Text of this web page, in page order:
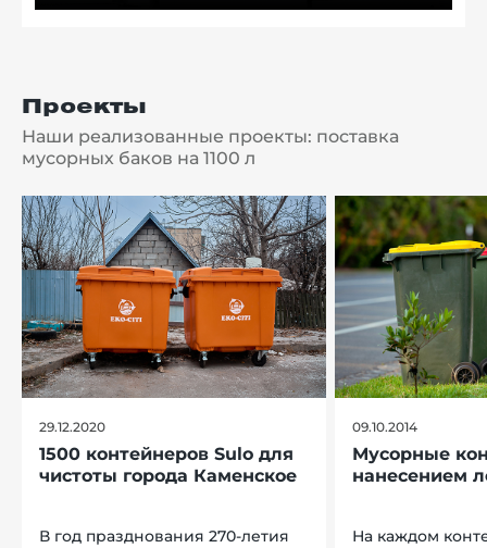
Проекты
Наши реализованные проекты: поставка
мусорных баков на 1100 л
29.12.2020
1500 контейнеров Sulo для
чистоты города Каменское
В год празднования 270-летия
09.10.2014
Мусорные
нанесением
На каждом